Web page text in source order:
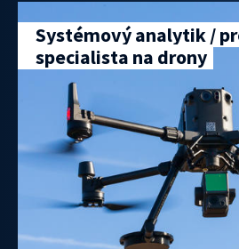
Systémový analytik /
specialista na drony